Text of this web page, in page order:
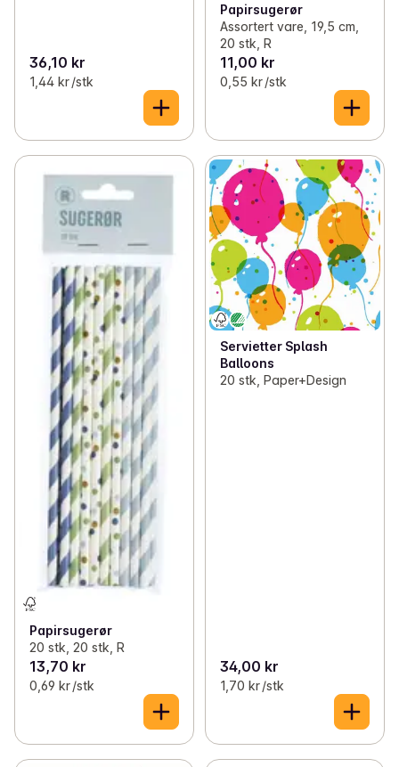
36,10 kr
1,44 kr /stk
Papirsugerør
Assortert vare, 19,5 cm,
20 stk, R
11,00 kr
0,55 kr /stk
Papirsugerør
20 stk, 20 stk, R
13,70 kr
0,69 kr /stk
Servietter Splash
Balloons
20 stk, Paper+Design
34,00 kr
1,70 kr /stk